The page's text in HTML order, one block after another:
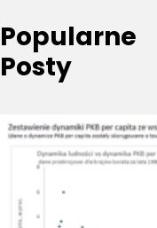
Popularne
Posty